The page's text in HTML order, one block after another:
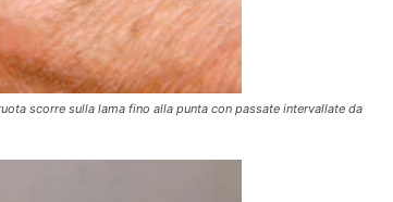
scorre sulla lama fino alla punta con passate intervallate da